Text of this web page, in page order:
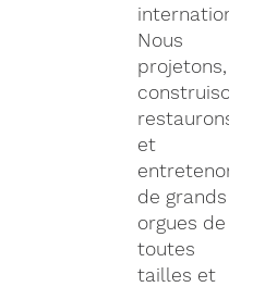
Nous
projetons,
restaurons
et
entretenons
de grands
orgues de
toutes
tailles et